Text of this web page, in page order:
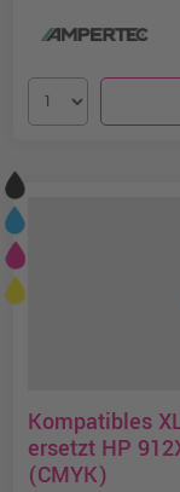
Kompatibles
ersetzt HP
(CMYK)